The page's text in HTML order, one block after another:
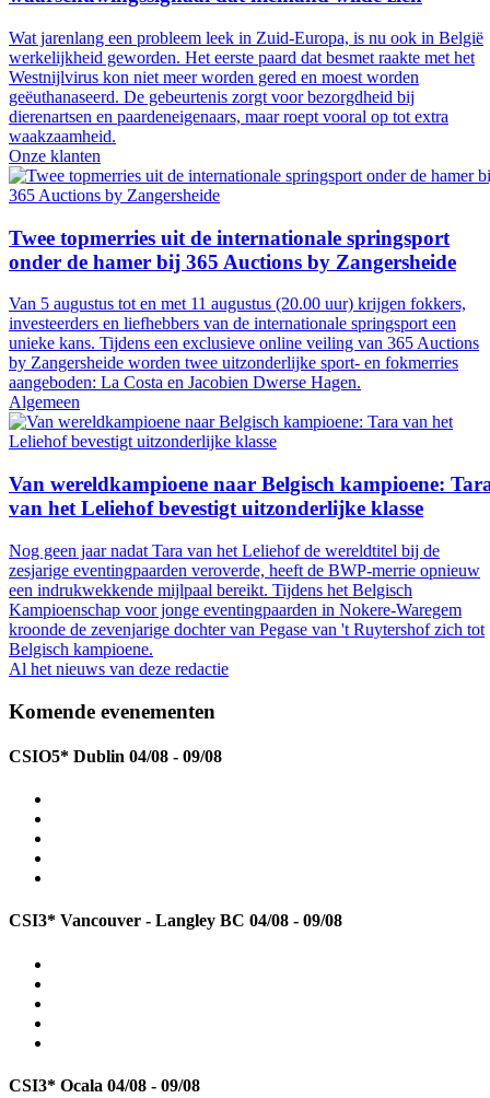
Wat jarenlang een probleem leek in Zuid-Europa, is nu ook in België
werkelijkheid geworden. Het eerste paard dat besmet raakte met het
Westnijlvirus kon niet meer worden gered en moest worden
geëuthanaseerd. De gebeurtenis zorgt voor bezorgdheid bij
dierenartsen en paardeneigenaars, maar roept vooral op tot extra
waakzaamheid.
Onze klanten
Twee topmerries uit de internationale springsport
onder de hamer bij 365 Auctions by Zangersheide
Van 5 augustus tot en met 11 augustus (20.00 uur) krijgen fokkers,
investeerders en liefhebbers van de internationale springsport een
unieke kans. Tijdens een exclusieve online veiling van 365 Auctions
by Zangersheide worden twee uitzonderlijke sport- en fokmerries
aangeboden: La Costa en Jacobien Dwerse Hagen.
Algemeen
Van wereldkampioene naar Belgisch kampioene:
van het Leliehof bevestigt uitzonderlijke klasse
Nog geen jaar nadat Tara van het Leliehof de wereldtitel bij de
zesjarige eventingpaarden veroverde, heeft de BWP-merrie opnieuw
een indrukwekkende mijlpaal bereikt. Tijdens het Belgisch
Kampioenschap voor jonge eventingpaarden in Nokere-Waregem
kroonde de zevenjarige dochter van Pegase van 't Ruytershof zich tot
Belgisch kampioene.
Al het nieuws van deze redactie
Komende evenementen
CSIO5* Dublin 04/08 - 09/08
CSI3* Vancouver - Langley BC 04/08 - 09/08
CSI3* Ocala 04/08 - 09/08